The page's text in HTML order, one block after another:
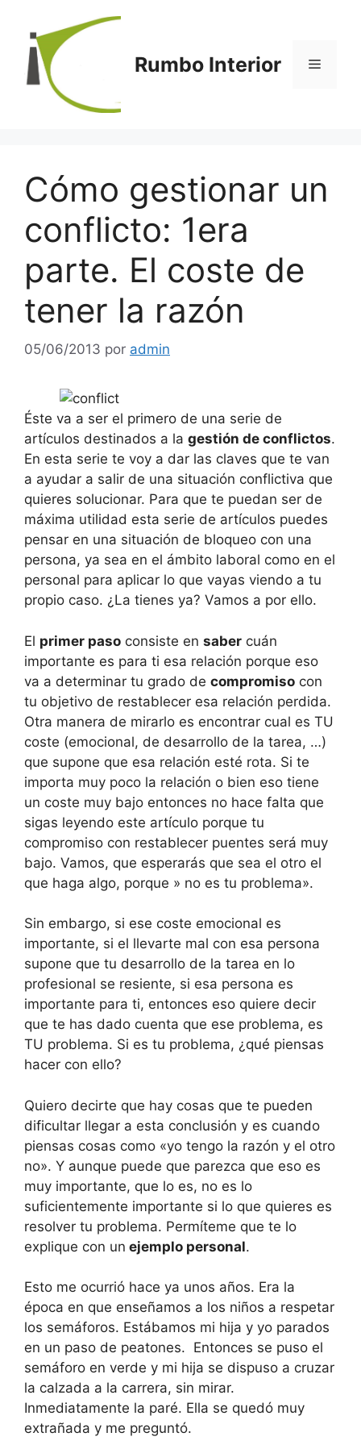
contenido
Rumbo Interior Menú
Cómo gestionar un
conflicto: 1era
parte. El coste de
tener la razón
05/06/2013 por admin
Éste va a ser el primero de una serie de
artículos destinados a la gestión de conflictos.
En esta serie te voy a dar las claves que te van
a ayudar a salir de una situación conflictiva que
quieres solucionar. Para que te puedan ser de
máxima utilidad esta serie de artículos puedes
pensar en una situación de bloqueo con una
persona, ya sea en el ámbito laboral como en el
personal para aplicar lo que vayas viendo a tu
propio caso. ¿La tienes ya? Vamos a por ello.
El primer paso consiste en saber cuán
importante es para ti esa relación porque eso
va a determinar tu grado de compromiso con
tu objetivo de restablecer esa relación perdida.
Otra manera de mirarlo es encontrar cual es TU
coste (emocional, de desarrollo de la tarea, …)
que supone que esa relación esté rota. Si te
importa muy poco la relación o bien eso tiene
un coste muy bajo entonces no hace falta que
sigas leyendo este artículo porque tu
compromiso con restablecer puentes será muy
bajo. Vamos, que esperarás que sea el otro el
que haga algo, porque » no es tu problema».
Sin embargo, si ese coste emocional es
importante, si el llevarte mal con esa persona
supone que tu desarrollo de la tarea en lo
profesional se resiente, si esa persona es
importante para ti, entonces eso quiere decir
que te has dado cuenta que ese problema, es
TU problema. Si es tu problema, ¿qué piensas
hacer con ello?
Quiero decirte que hay cosas que te pueden
dificultar llegar a esta conclusión y es cuando
piensas cosas como «yo tengo la razón y el otro
no». Y aunque puede que parezca que eso es
muy importante, que lo es, no es lo
suficientemente importante si lo que quieres es
resolver tu problema. Permíteme que te lo
explique con un ejemplo personal.
Esto me ocurrió hace ya unos años. Era la
época en que enseñamos a los niños a respetar
los semáforos. Estábamos mi hija y yo parados
en un paso de peatones. Entonces se puso el
semáforo en verde y mi hija se dispuso a cruzar
la calzada a la carrera, sin mirar.
Inmediatamente la paré. Ella se quedó muy
extrañada y me preguntó.